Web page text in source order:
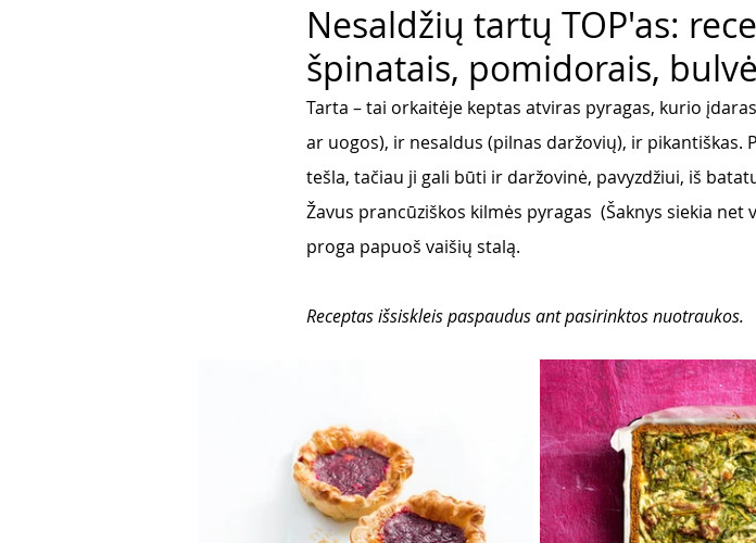
Nesaldžių tartų TOP'as:
špinatais, pomidorais,
Tarta – tai orkaitėje keptas atviras pyragas, kurio
ar uogos), ir nesaldus (pilnas daržovių), ir
tešla, tačiau ji gali būti ir daržovinė, pavyzdžiui, iš
Žavus prancūziškos kilmės pyragas  (Šaknys siekia
proga papuoš vaišių stalą.
Receptas išsiskleis paspaudus ant pasirinktos nuotraukos.